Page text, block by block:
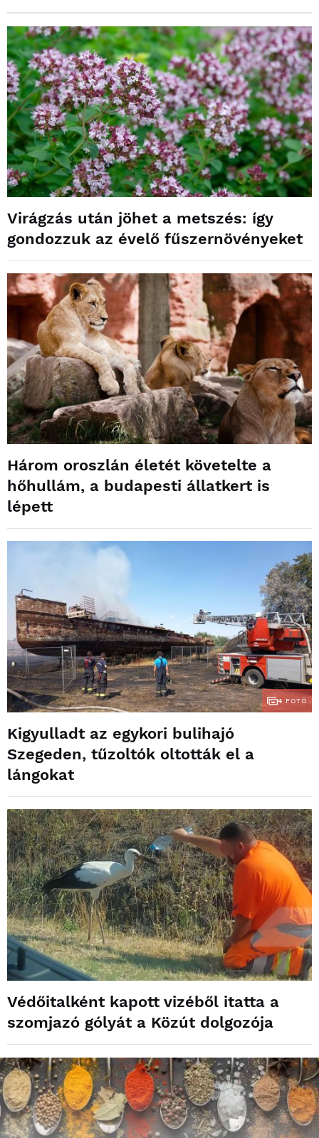
Virágzás után jöhet a metszés: így
gondozzuk az évelő fűszernövényeket
Három oroszlán életét követelte a
hőhullám, a budapesti állatkert is
lépett
4 FOTÓ
Kigyulladt az egykori bulihajó
Szegeden, tűzoltók oltották el a
lángokat
Védőitalként kapott vizéből itatta a
szomjazó gólyát a Közút dolgozója